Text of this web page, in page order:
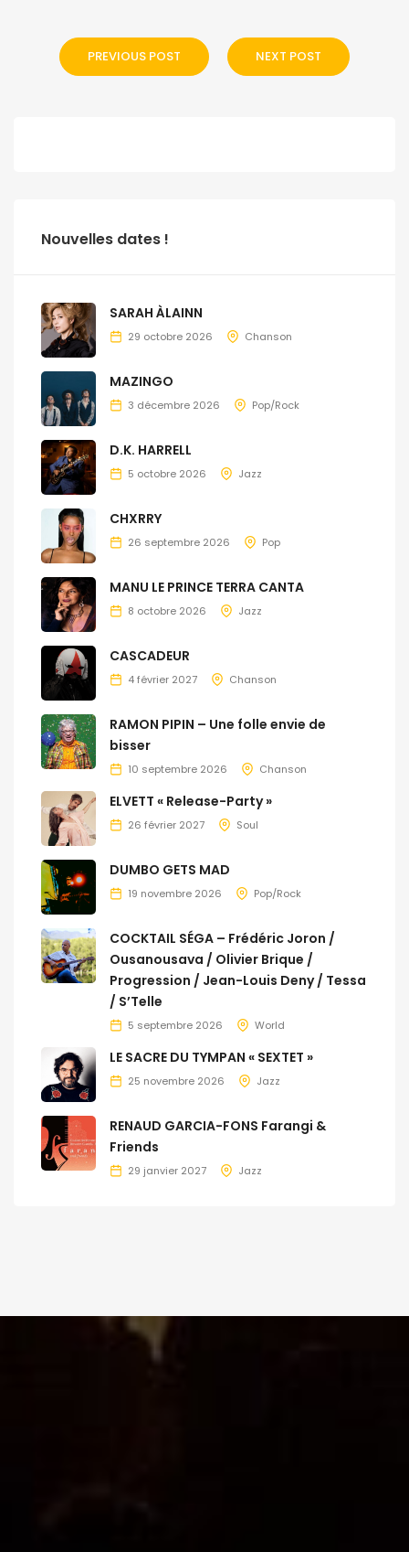
PREVIOUS POST NEXT POST
Nouvelles dates !
SARAH ÀLAINN
29 octobre 2026 Chanson
MAZINGO
3 décembre 2026 Pop/Rock
D.K. HARRELL
5 octobre 2026 Jazz
CHXRRY
26 septembre 2026 Pop
MANU LE PRINCE TERRA CANTA
8 octobre 2026 Jazz
CASCADEUR
4 février 2027 Chanson
RAMON PIPIN – Une folle envie de
bisser
10 septembre 2026 Chanson
ELVETT « Release-Party »
26 février 2027 Soul
DUMBO GETS MAD
19 novembre 2026 Pop/Rock
COCKTAIL SÉGA – Frédéric Joron /
Ousanousava / Olivier Brique /
Progression / Jean-Louis Deny / Tessa
/ S’Telle
5 septembre 2026 World
LE SACRE DU TYMPAN « SEXTET »
25 novembre 2026 Jazz
RENAUD GARCIA-FONS Farangi &
Friends
29 janvier 2027 Jazz